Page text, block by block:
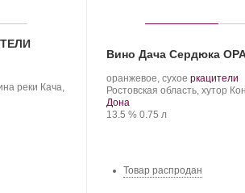
реки Кача,
Вино Дача Сердюка
Производитель:
Дача
Сердюка.
оранжевое, сухое .
Сорт
ркацители.
Регион:
Ростовская область, хутор
Дона
Крепость
13.5 %. Объем
0.75 л
Товар распродан